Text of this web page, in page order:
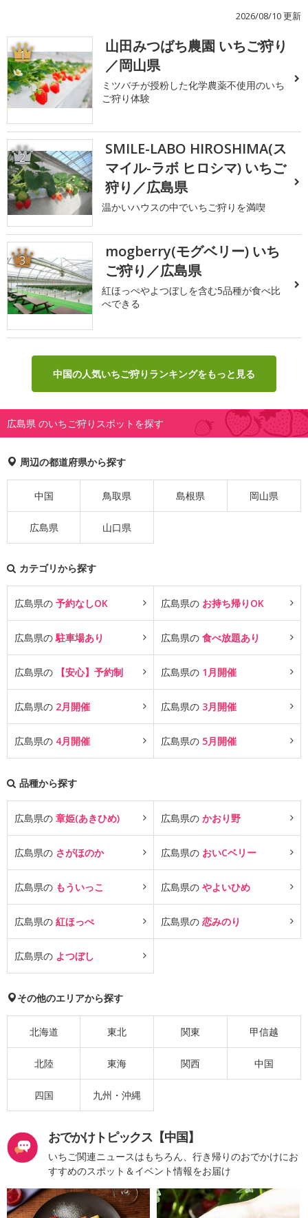
2026/08/10 更新
1
山田みつばち農園 いちご狩り
／岡山県
ミツバチが授粉した化学農薬不使用のいち
ご狩り体験
2
SMILE-LABO HIROSHIMA(ス
マイル-ラボ ヒロシマ) いちご
狩り／広島県
温かいハウスの中でいちご狩りを満喫
3
mogberry(モグベリー) いち
ご狩り／広島県
紅ほっぺやよつぼしを含む5品種が食べ比
べできる
中国の人気いちご狩りランキングをもっと見る
広島県 のいちご狩りスポットを探す
周辺の都道府県から探す
中国 鳥取県 島根県 岡山県
広島県 山口県
カテゴリから探す
広島県の 予約なしOK 広島県の お持ち帰りOK
広島県の駐車場あり 広島県の 食べ放題あり
広島県の 【安心】予約制 広島県の 1月開催
広島県の 2月開催 広島県の 3月開催
広島県の 4月開催 広島県の 5月開催
品種から探す
広島県の 章姫(あきひめ) 広島県の かおり野
広島県の さがほのか 広島県の おいCベリー
広島県の もういっこ 広島県の やよいひめ
広島県の 紅ほっぺ 広島県の 恋みのり
広島県の よつぼし
その他のエリアから探す
北海道 東北 関東 甲信越
北陸 東海 関西 中国
四国 九州・沖縄
おでかけトピックス【中国】
いちご関連ニュースはもちろん、行き帰りのおでかけにお
すすめのスポット＆イベント情報をお届け